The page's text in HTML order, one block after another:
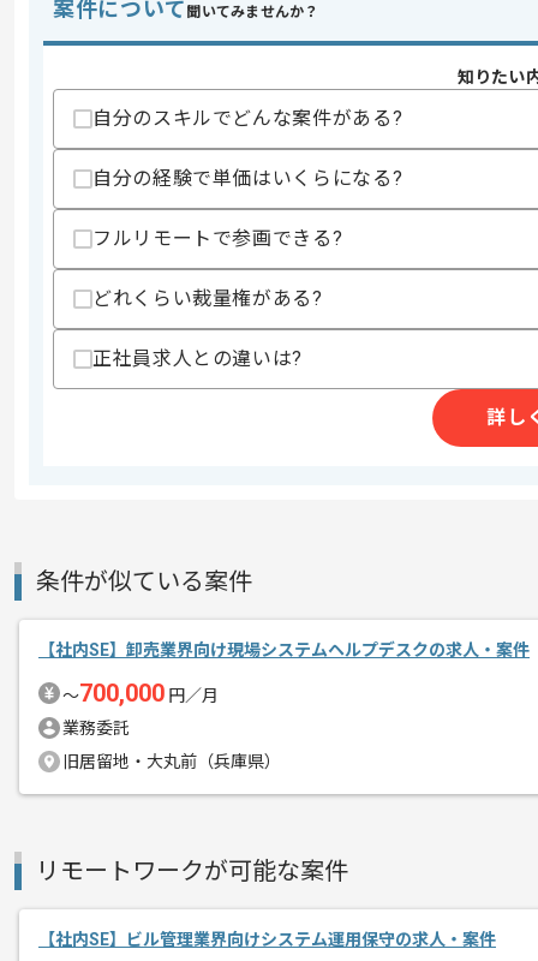
・サーバー、ネットワークの構築およ
歓迎スキル
・VBAの修正やデバッグ、データの可
・応用科学、水質検査、製造業などの
・1人情シスとしての立ち上げ、運用経
その他募集要項
募集人数
2026/05/19
社内SE案としての実務経験を活かした
基本的には週4日のリモートで作業を見
案件について 聞いてみませんか？
知りたい
自分のスキルでどんな案件がある?
自分の経験で単価はいくらになる?
フルリモートで参画できる?
どれくらい裁量権がある?
正社員求人との違いは?
詳し
条件が似ている案件
【社内SE】卸売業界向け現場システムヘルプデスクの求人・案件
〜700,000 円／月
業務委託
旧居留地・大丸前（兵庫県）
リモートワークが可能な案件
【社内SE】ビル管理業界向けシステム運用保守の求人・案件